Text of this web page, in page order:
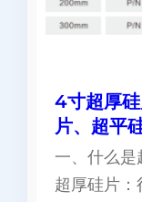
4寸超厚
片、超平
一、什么是
超厚硅片：